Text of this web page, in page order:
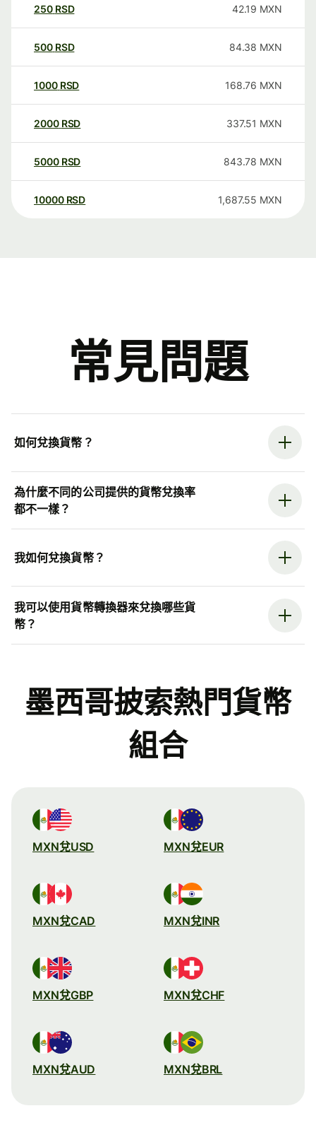
250 RSD 42.19 MXN
500 RSD 84.38 MXN
1000 RSD 168.76 MXN
2000 RSD 337.51 MXN
5000 RSD 843.78 MXN
10000 RSD 1,687.55 MXN
常見問題
如何兌換貨幣？
為什麼不同的公司提供的貨幣兌換率
都不一樣？
我如何兌換貨幣？
我可以使用貨幣轉換器來兌換哪些貨
幣？
墨西哥披索熱門貨幣
組合
MXN兌USD MXN兌EUR
MXN兌CAD MXN兌INR
MXN兌GBP MXN兌CHF
MXN兌AUD MXN兌BRL